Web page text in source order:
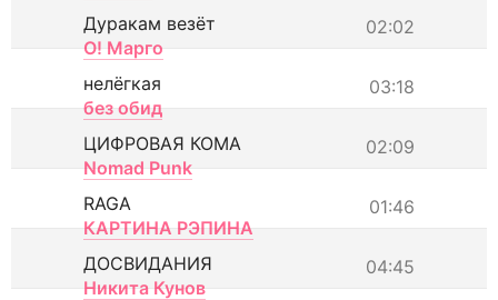
02:02
Дуракам везёт
О! Марго
03:18
нелёгкая
без обид
02:09
ЦИФРОВАЯ КОМА
Nomad Punk
01:46
RAGA
КАРТИНА РЭПИНА
04:45
ДОСВИДАНИЯ
Никита Кунов